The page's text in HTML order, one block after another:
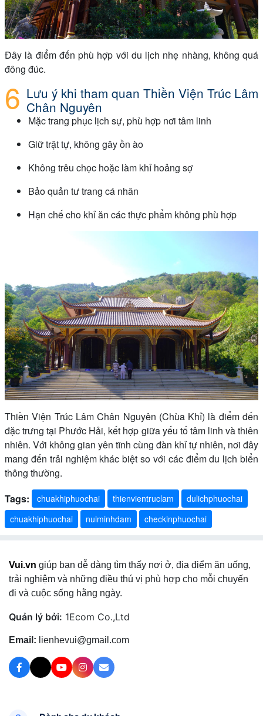
Đây là điểm đến phù hợp với du lịch nhẹ nhàng, không quá
đông đúc.
Lưu ý khi tham quan Thiền Viện Trúc Lâm
Chân Nguyên
Mặc trang phục lịch sự, phù hợp nơi tâm linh
Giữ trật tự, không gây ồn ào
Không trêu chọc hoặc làm khỉ hoảng sợ
Bảo quản tư trang cá nhân
Hạn chế cho khỉ ăn các thực phẩm không phù hợp
Thiền Viện Trúc Lâm Chân Nguyên (Chùa Khỉ) là điểm đến
đặc trưng tại Phước Hải, kết hợp giữa yếu tố tâm linh và thiên
nhiên. Với không gian yên tĩnh cùng đàn khỉ tự nhiên, nơi đây
mang đến trải nghiệm khác biệt so với các điểm du lịch biển
thông thường.
Tags:
chuakhiphuochai thienvientruclam
dulichphuochai
chuakhiphuochai
nuiminhdam checkinphuochai
Vui.vn giúp bạn dễ dàng tìm thấy nơi ở, địa điểm ăn uống,
trải nghiệm và những điều thú vị phù hợp cho mỗi chuyến
đi và cuộc sống hằng ngày.
Quản lý bởi: 1Ecom Co.,Ltd
Email: lienhevui@gmail.com